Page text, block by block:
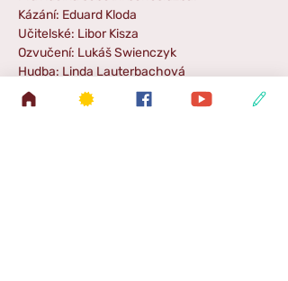
Kázání: Eduard Kloda
Učitelské: Libor Kisza
Ozvučení: Lukáš Swienczyk
Hudba: Linda Lauterbachová
Příběh pro děti: Veronika Pimková
Zpestření: Samuel Kisza